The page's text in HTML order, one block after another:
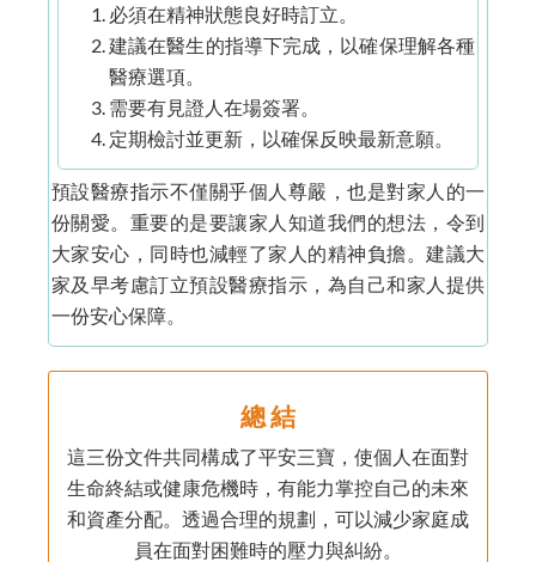
必須在精神狀態良好時訂立。
建議在醫生的指導下完成，以確保理解各種
醫療選項。
需要有見證人在場簽署。
定期檢討並更新，以確保反映最新意願。
預設醫療指示不僅關乎個人尊嚴，也是對家人的一
份關愛。重要的是要讓家人知道我們的想法，令到
大家安心，同時也減輕了家人的精神負擔。建議大
家及早考慮訂立預設醫療指示，為自己和家人提供
一份安心保障。
總 結
這三份文件共同構成了平安三寶，使個人在面對
生命終結或健康危機時，有能力掌控自己的未來
和資產分配。透過合理的規劃，可以減少家庭成
員在面對困難時的壓力與糾紛。